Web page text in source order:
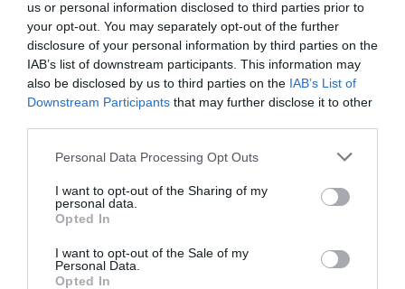
us or personal information disclosed to third parties prior to
your opt-out. You may separately opt-out of the further
disclosure of your personal information by third parties on the
IAB’s list of downstream participants. This information may
also be disclosed by us to third parties on the IAB’s List of
Downstream Participants that may further disclose it to other
Personal Data Processing Opt Outs
I want to opt-out of the Sharing of my
personal data.
Opted In
I want to opt-out of the Sale of my
Personal Data.
Opted In